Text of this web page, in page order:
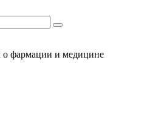
фармации и медицине